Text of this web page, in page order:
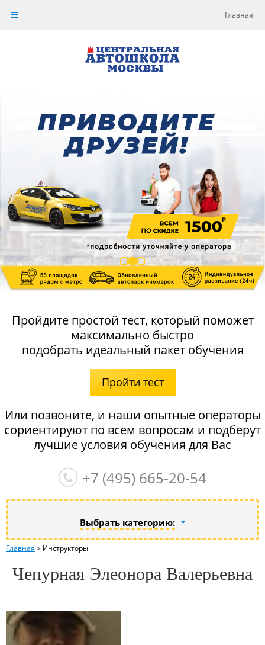
Главная
Пройдите простой тест, который поможет
максимально быстро
подобрать идеальный пакет обучения
Пройти тест
Или позвоните, и наши опытные операторы
сориентируют по всем вопросам и подберут
лучшие условия обучения для Вас
+7 (495) 665-20-54
Выбрать категорию:
Главная > Инструкторы
Чепурная Элеонора Валерьевна